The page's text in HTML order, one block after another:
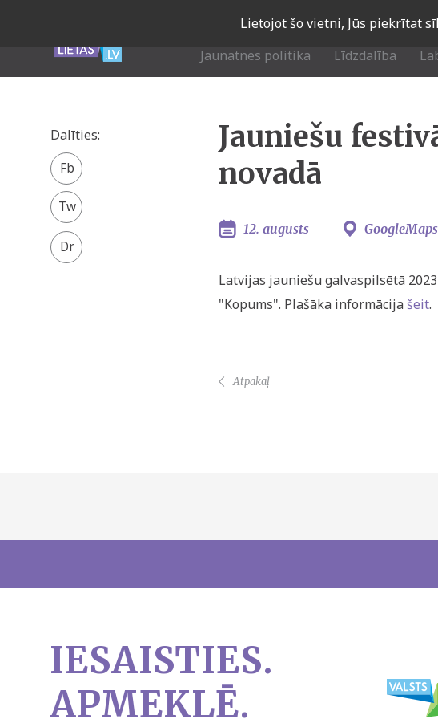
Lietojot šo vietni, Jūs piekrītat
Jaunatnes politika Līdzdalība
Jauniešu
novadā
GoogleMaps
12. augusts
Latvijas jauniešu galvaspilsētā
"Kopums". Plašāka informācija šeit.
Dalīties:
Facebook
share
Twitter
Atpakaļ
IESAISTIES.
APMEKLĒ.